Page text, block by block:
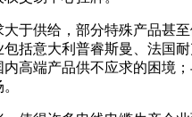
于供给，部分特殊产品甚
括意大利普睿斯曼、法国
高端产品供不应求的困境